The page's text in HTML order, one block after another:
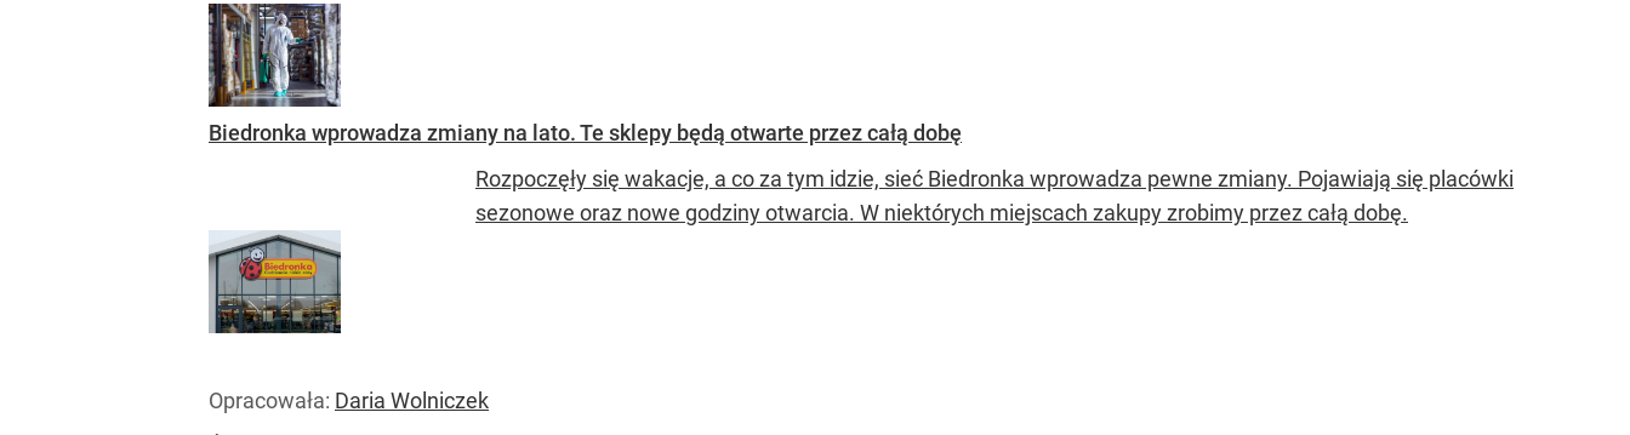
Biedronka wprowadza zmiany na lato. Te sklepy będą otwarte przez całą dobę
Rozpoczęły się wakacje, a co za tym idzie, sieć Biedronka wprowadza pewne zmiany. Pojawiają się placówki
sezonowe oraz nowe godziny otwarcia. W niektórych miejscach zakupy zrobimy przez całą dobę.
Opracowała: Daria Wolniczek